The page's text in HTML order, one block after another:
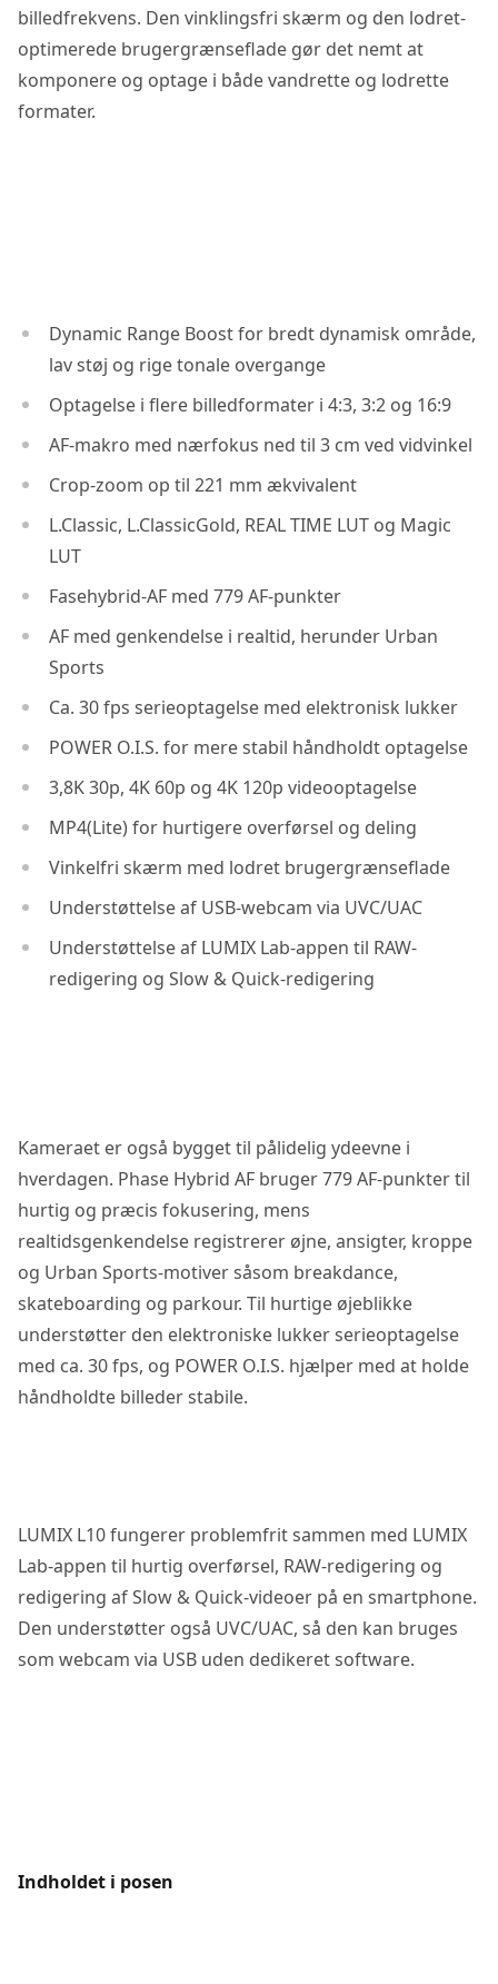
billedfrekvens. Den vinklingsfri skærm og den lodret-
optimerede brugergrænseflade gør det nemt at
komponere og optage i både vandrette og lodrette
formater.
Dynamic Range Boost for bredt dynamisk område,
lav støj og rige tonale overgange
Optagelse i flere billedformater i 4:3, 3:2 og 16:9
AF-makro med nærfokus ned til 3 cm ved vidvinkel
Crop-zoom op til 221 mm ækvivalent
L.Classic, L.ClassicGold, REAL TIME LUT og Magic
LUT
Fasehybrid-AF med 779 AF-punkter
AF med genkendelse i realtid, herunder Urban
Sports
Ca. 30 fps serieoptagelse med elektronisk lukker
POWER O.I.S. for mere stabil håndholdt optagelse
3,8K 30p, 4K 60p og 4K 120p videooptagelse
MP4(Lite) for hurtigere overførsel og deling
Vinkelfri skærm med lodret brugergrænseflade
Understøttelse af USB-webcam via UVC/UAC
Understøttelse af LUMIX Lab-appen til RAW-
redigering og Slow & Quick-redigering
Kameraet er også bygget til pålidelig ydeevne i
hverdagen. Phase Hybrid AF bruger 779 AF-punkter til
hurtig og præcis fokusering, mens
realtidsgenkendelse registrerer øjne, ansigter, kroppe
og Urban Sports-motiver såsom breakdance,
skateboarding og parkour. Til hurtige øjeblikke
understøtter den elektroniske lukker serieoptagelse
med ca. 30 fps, og POWER O.I.S. hjælper med at holde
håndholdte billeder stabile.
LUMIX L10 fungerer problemfrit sammen med LUMIX
Lab-appen til hurtig overførsel, RAW-redigering og
redigering af Slow & Quick-videoer på en smartphone.
Den understøtter også UVC/UAC, så den kan bruges
som webcam via USB uden dedikeret software.
Indholdet i posen